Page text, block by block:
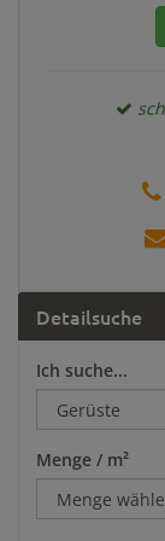
Detailsuche
Ich suche...
Menge / m²